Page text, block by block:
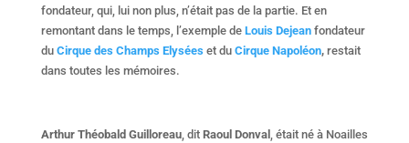
fondateur, qui, lui non plus, n’était pas de la partie. Et en
remontant dans le temps, l’exemple de Louis Dejeanfondateur
duCirque des Champs Elyséeset du Cirque Napoléon,restait
dans toutes les mémoires.
Arthur Théobald Guilloreau, dit Raoul Donval , était né à Noailles